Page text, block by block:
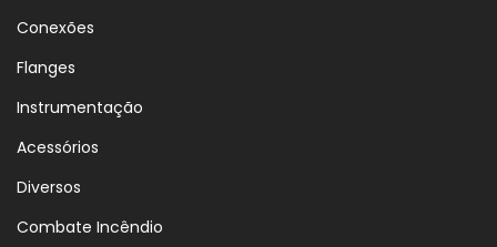
Conexões
Flanges
Instrumentação
Acessórios
Diversos
Combate Incêndio